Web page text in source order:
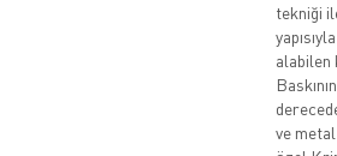
tekniği
alabilen
ve